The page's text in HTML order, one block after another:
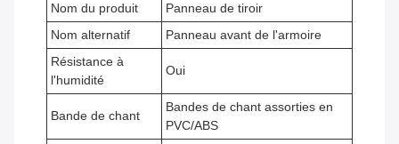
Nom du produit
Panneau de tiroir
Nom alternatif
Panneau avant de l'armoire
Résistance à
l'humidité
Oui
Bande de chant
Bandes de chant assorties en
PVC/ABS